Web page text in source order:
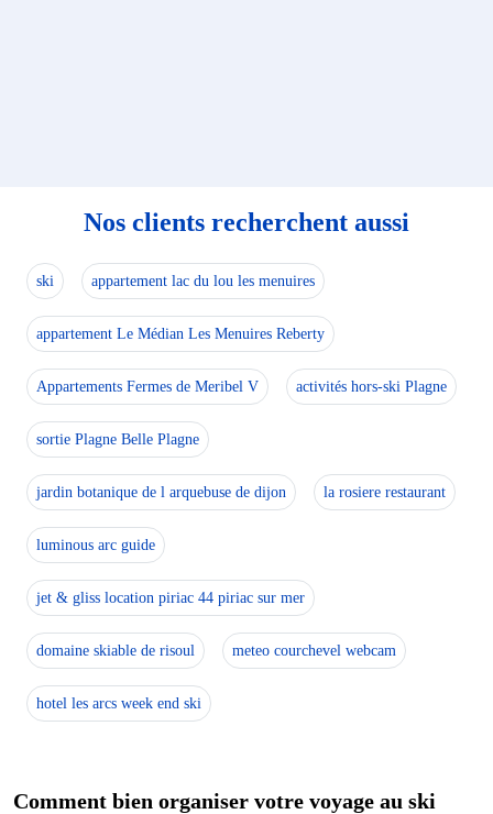
Nos clients recherchent aussi
ski appartement lac du lou les menuires
appartement Le Médian Les Menuires Reberty
Appartements Fermes de Meribel V activités hors-ski Plagne
sortie Plagne Belle Plagne
jardin botanique de l arquebuse de dijon la rosiere restaurant
luminous arc guide
jet & gliss location piriac 44 piriac sur mer
domaine skiable de risoul meteo courchevel webcam
hotel les arcs week end ski
Comment bien organiser votre voyage au ski